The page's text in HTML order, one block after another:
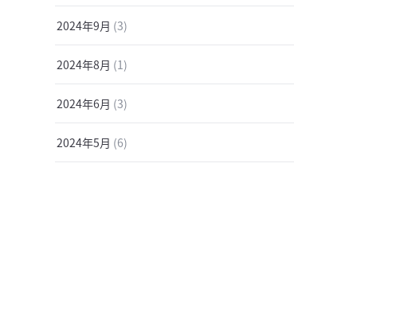
2024年9月 (3)
2024年8月 (1)
2024年6月 (3)
2024年5月 (6)